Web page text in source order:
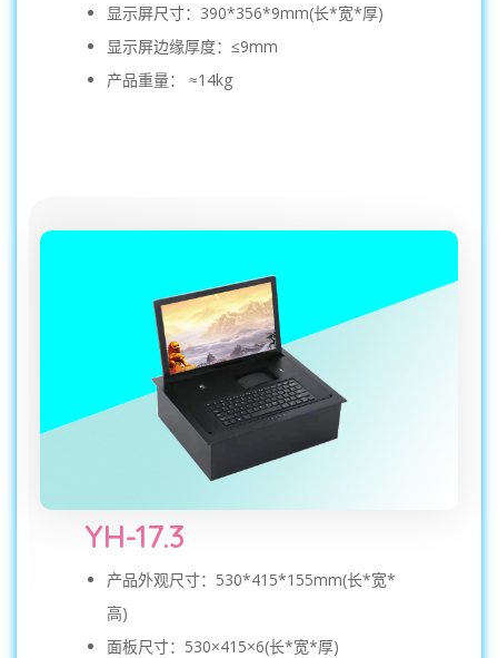
显示屏尺寸：390*356*9mm(长*宽*厚)
显示屏边缘厚度：≤9mm
产品重量： ≈14kg
YH-17.3
产品外观尺寸：530*415*155mm(长*宽*
高)
面板尺寸：530×415×6(长*宽*厚)